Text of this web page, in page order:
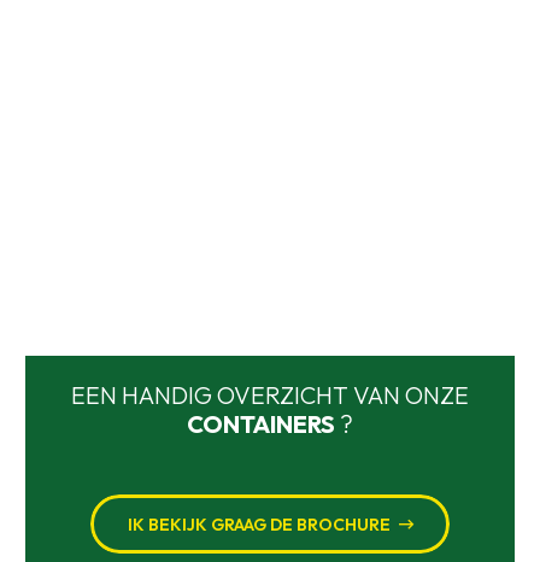
EEN HANDIG OVERZICHT VAN ONZE
CONTAINERS ?
IK BEKIJK GRAAG DE BROCHURE